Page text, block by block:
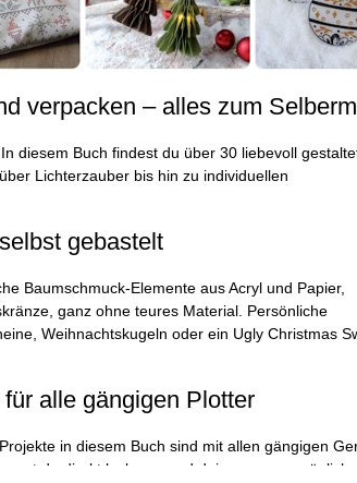
verpacken – alles zum
diesem Buch findest du über 30 liebevoll
Lichterzauber bis hin zu individuellen
gebastelt
Baumschmuck-Elemente aus Acryl und Papier,
ganz ohne teures Material. Persönliche
Weihnachtskugeln oder ein Ugly Christmas
alle gängigen Plotter
in diesem Buch sind mit allen gängigen
du direkt loslegen und deine ganz persönliche